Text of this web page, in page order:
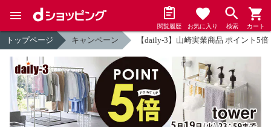
閲覧履歴 お気に入り 検索 カート
トップページ キャンペーン 【daily-3】山崎実業商品 ポイント5倍